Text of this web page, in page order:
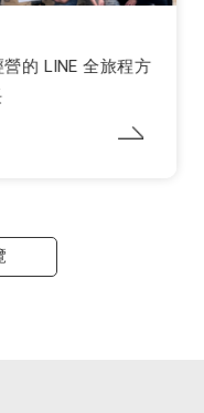
的 LINE 全旅程方